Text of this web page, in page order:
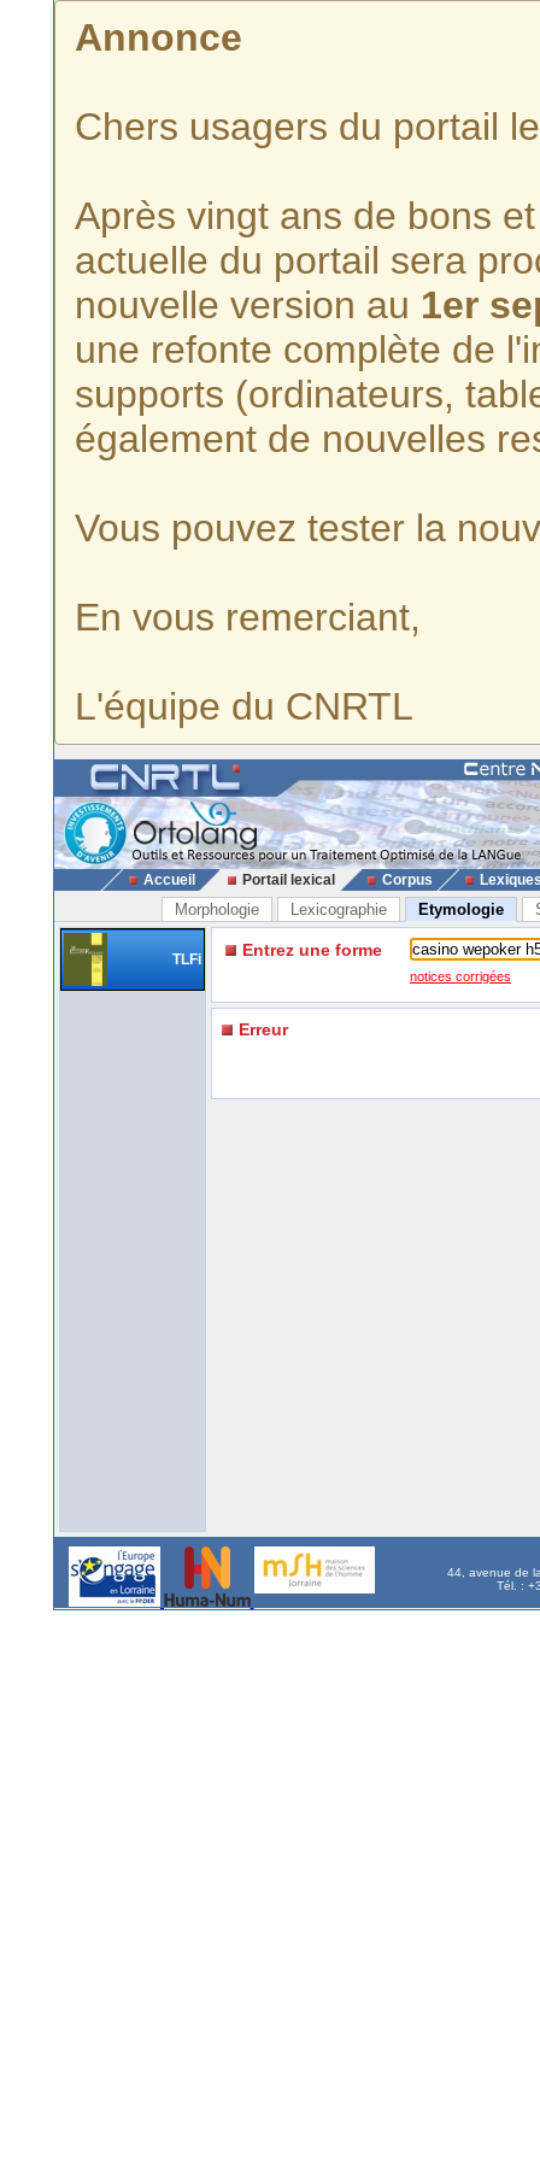
Annonce
Chers usagers du portail
Après vingt ans de bons
actuelle du portail sera
nouvelle version au 1er
une refonte complète de
supports (ordinateurs,
également de nouvelles
Vous pouvez tester la
En vous remerciant,
L'équipe du CNRTL
Accueil Portail lexical Corpus
Morphologie Lexicographie Etymologie
TLFi Entrez une forme
notices corrigées
Erreur
44, avenue de
Tél. :